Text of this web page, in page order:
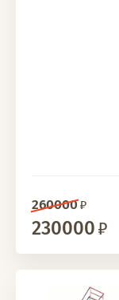
260000
230000